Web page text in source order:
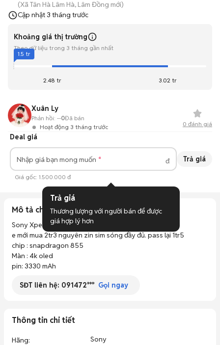
(Xã Tân Hà Lâm Hà, Lâm Đồng mới)
Cập nhật3 tháng trước
Khoảng giá thị trường
Theo dữ liệu trong 3 tháng gần nhất
2.48 tr 3.02 tr
1.5 tr
Xuân Ly
Hoạt động 3 tháng trước
Phản hồi: --0Đã bán
0 đánh giá
Deal giá
Nhập giá bạn mong muốn đ Trả giá
Giá gốc: 1.500.000 đ
Mô tả chi tiết
Sony Xperia 1
e mới mua 2tr3 nguyên zin sim sóng đầy đủ. pass lại 1tr5
chip : snapdragon 855
Màn : 4k oled
pin: 3330 mAh
SĐT liên hệ: 091472*** Gọi ngay
Thông tin chi tiết
Hãng: Sony
Trả giá
Thương lượng với người bán để được
giá hợp lý hơn